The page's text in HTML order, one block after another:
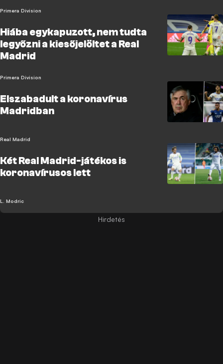
Primera Division
Hiába egykapuzott, nem tudta
legyőzni a kiesőjelöltet a Real
Madrid
Primera Division
Elszabadult a koronavírus
Madridban
Real Madrid
Két Real Madrid-játékos is
koronavírusos lett
L. Modric